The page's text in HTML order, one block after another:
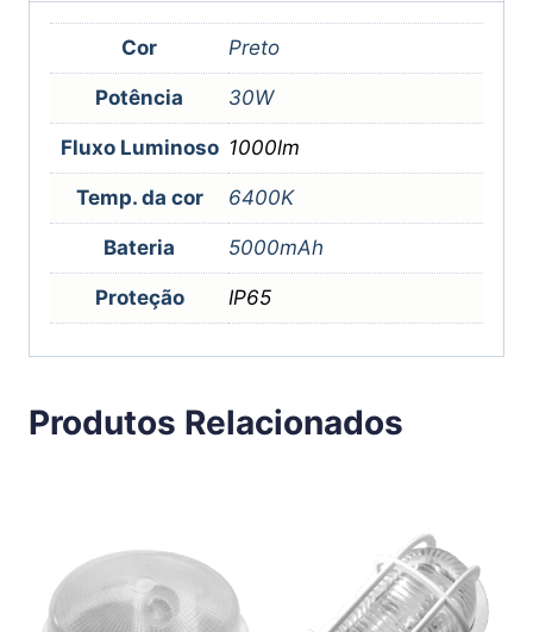
Cor Preto
Potência 30W
Fluxo Luminoso 1000lm
Temp. da cor 6400K
Bateria 5000mAh
Proteção IP65
Produtos Relacionados